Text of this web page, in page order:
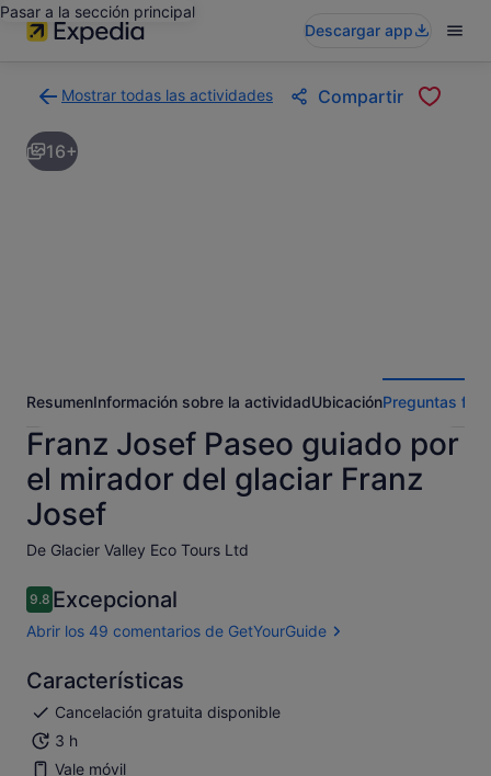
Pasar a la sección principal
Descargar app
Mostrar todas las actividades
a
la
página
Compartir
16+
ResumenInformación sobre la actividadUbicaciónPreguntas
Franz Josef Paseo guiado por
el mirador del glaciar Franz
Josef
De Glacier Valley Eco Tours Ltd
9.89.8 sobre 10
Excepcional
Abrir los 49 comentarios de GetYourGuide
Características
Cancelación gratuita disponible
3 h
Vale móvil